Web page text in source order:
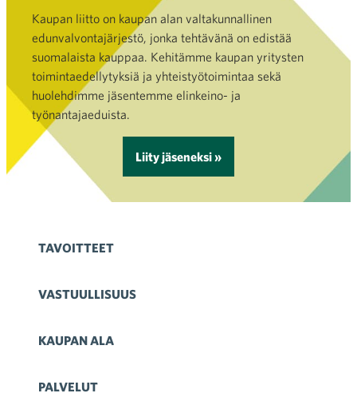
Kaupan liitto on kaupan alan valtakunnallinen
edunvalvontajärjestö, jonka tehtävänä on edistää
suomalaista kauppaa. Kehitämme kaupan yritysten
toimintaedellytyksiä ja yhteistyötoimintaa sekä
huolehdimme jäsentemme elinkeino- ja
työnantajaeduista.
Liity jäseneksi »
TAVOITTEET
VASTUULLISUUS
KAUPAN ALA
PALVELUT